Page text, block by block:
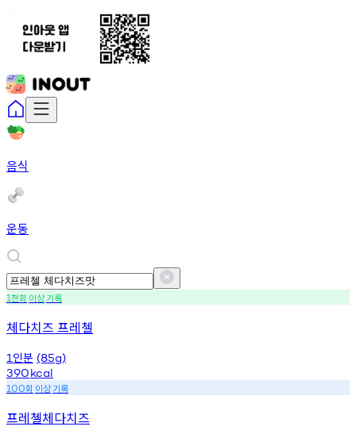
음식
운동
1천회 이상기록
체다치즈 프레첼
1 인분 (85g)
390kcal
100회 이상기록
프레첼체다치즈